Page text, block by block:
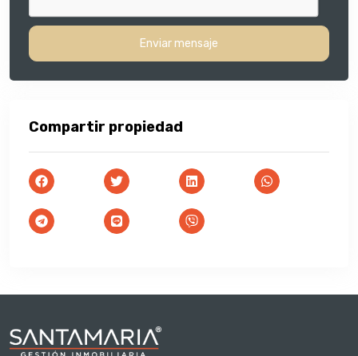
Enviar mensaje
Compartir propiedad